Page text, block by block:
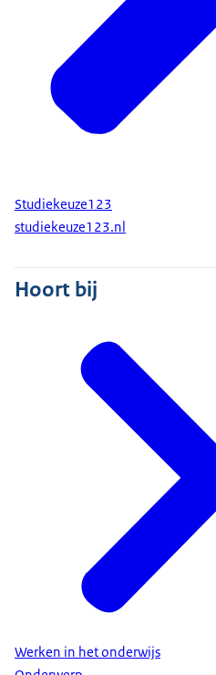
Studiekeuze123
studiekeuze123.nl
Hoort bij
Werken in het onderwijs